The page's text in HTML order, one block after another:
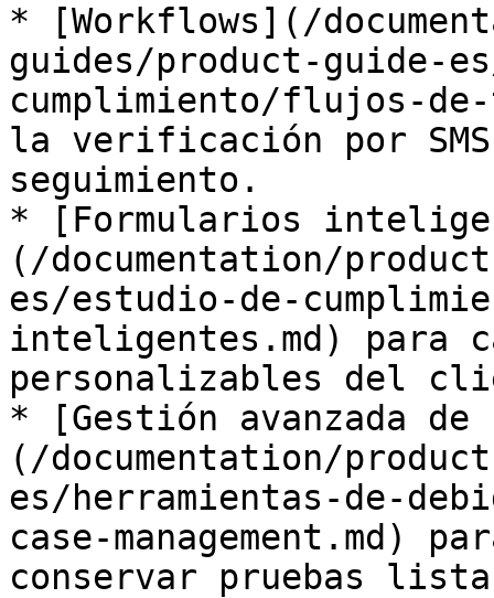
* [Workflows](/
guides/product-guide-
cumplimiento/flujos-
la verificación por
seguimiento.
* [Formularios
(/documentation/
es/estudio-de-
inteligentes.md) para
personalizables del
* [Gestión avanzada de
(/documentation/
es/herramientas-de-
case-management.md)
conservar pruebas